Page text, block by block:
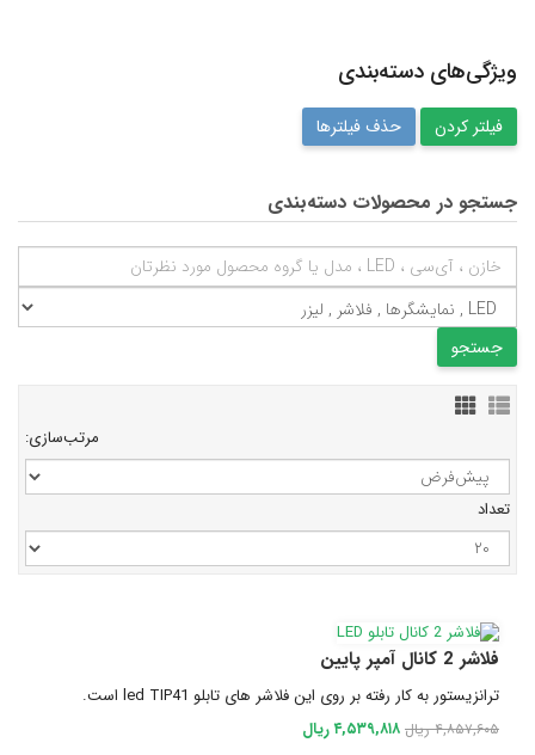
ویژگی‌های دسته‌بندی
حذف فیلترها
جستجو در محصولات دسته‌بندی
مرتب‌سازی:
تعداد
فلاشر 2 کانال آمپر پایین
ترانزیستور به کار رفته بر روی این فلاشر های تابلو led TIP41 است.
۴,۸۵۷,۶۰۵ ریال ۴,۵۳۹,۸۱۸ ریال